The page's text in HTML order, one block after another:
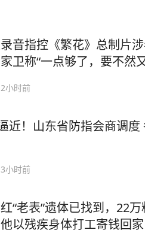
音指控《繁花》总制片
卫称“一点够了，要不然
报 大象新闻 编辑：11）
2小时前
近！山东省防指会商调
3小时前
“老表”遗体已找到，22
以残疾身体打工寄钱回